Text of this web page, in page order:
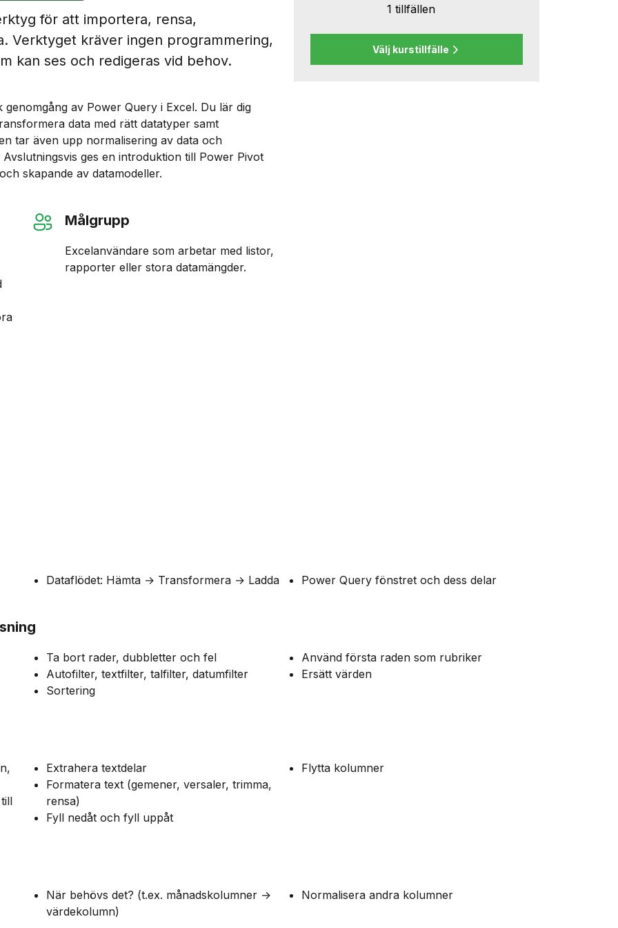
för att importera, rensa,
Verktyget kräver ingen programmering,
kan ses och redigeras vid behov.
av Power Query i Excel. Du lär dig
data med rätt datatyper samt
tar även upp normalisering av data och
ges en introduktion till Power Pivot
skapande av datamodeller.
Målgrupp
Excelanvändare som arbetar med listor,
rapporter eller stora datamängder.
1 tillfällen
Välj kurstillfälle
Dataflödet: Hämta → Transformera → Ladda Power Query fönstret och dess delar
Ta bort rader, dubbletter och fel
Autofilter, textfilter, talfilter, datumfilter
Sortering
Använd första raden som rubriker
Ersätt värden
Extrahera textdelar
Formatera text (gemener, versaler, trimma,
rensa)
Fyll nedåt och fyll uppåt
Flytta kolumner
När behövs det? (t.ex. månadskolumner →
värdekolumn)
Normalisera andra kolumner